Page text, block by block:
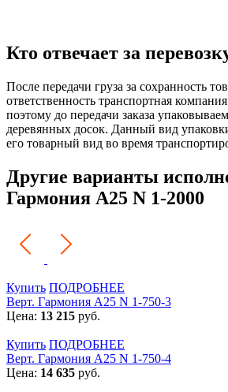
Кто отвечает за
После передачи груза за сохранность
ответственность транспортная
поэтому до передачи заказа
деревянных досок. Данный вид
его товарный вид во время
Другие варианты
Гармония А25 N 1-2000
Купить ПОДРОБНЕЕ
Верт. Гармония А25 N 1-750-3
Цена: 13 215 руб.
Купить ПОДРОБНЕЕ
Верт. Гармония А25 N 1-750-4
Цена: 14 635 руб.